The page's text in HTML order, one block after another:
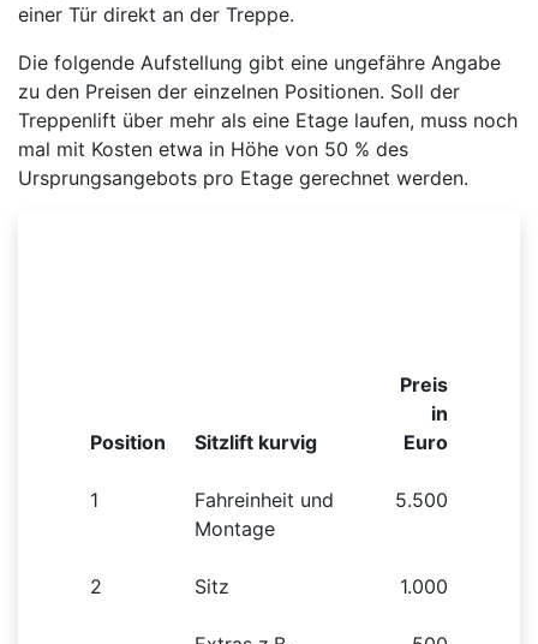
einer Tür direkt an der Treppe.
Die folgende Aufstellung gibt eine ungefähre Angabe
zu den Preisen der einzelnen Positionen. Soll der
Treppenlift über mehr als eine Etage laufen, muss noch
mal mit Kosten etwa in Höhe von 50 % des
Ursprungsangebots pro Etage gerechnet werden.
Position Sitzlift kurvig
Preis
in
Euro
1
Fahreinheit und
Montage
5.500
2 Sitz 1.000